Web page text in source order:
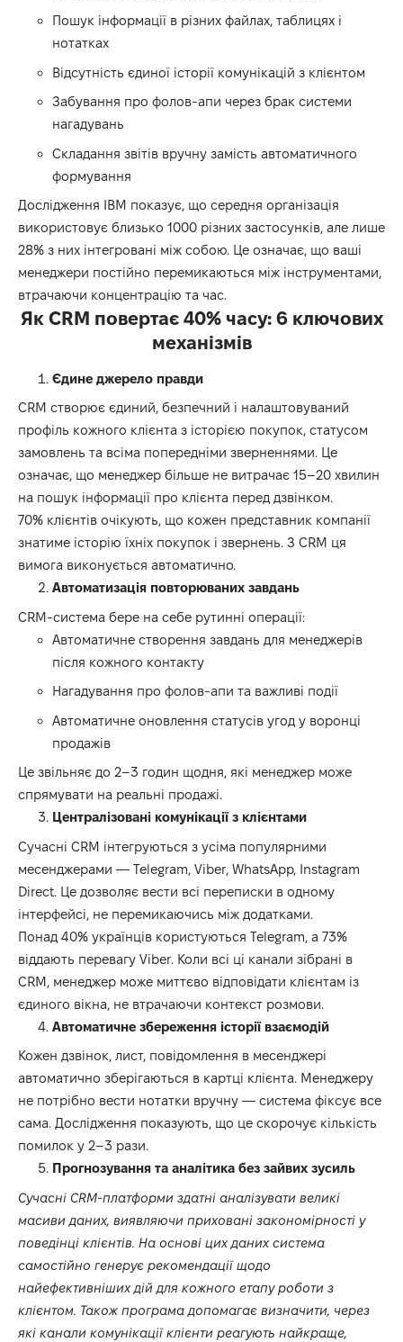
Пошук інформації в різних файлах, таблицях і
нотатках
Відсутність єдиної історії комунікацій з клієнтом
Забування про фолов-апи через брак системи
нагадувань
Складання звітів вручну замість автоматичного
формування
Дослідження IBM показує, що середня організація
використовує близько 1000 різних застосунків, але лише
28% з них інтегровані між собою. Це означає, що ваші
менеджери постійно перемикаються між інструментами,
втрачаючи концентрацію та час.
Як CRM повертає 40% часу: 6 ключових
механізмів
Єдине джерело правди
CRM створює єдиний, безпечний і налаштовуваний
профіль кожного клієнта з історією покупок, статусом
замовлень та всіма попередніми зверненнями. Це
означає, що менеджер більше не витрачає 15–20 хвилин
на пошук інформації про клієнта перед дзвінком.
70% клієнтів очікують, що кожен представник компанії
знатиме історію їхніх покупок і звернень. З CRM ця
вимога виконується автоматично.
Автоматизація повторюваних завдань
CRM-система бере на себе рутинні операції:
Автоматичне створення завдань для менеджерів
після кожного контакту
Нагадування про фолов-апи та важливі події
Автоматичне оновлення статусів угод у воронці
продажів
Це звільняє до 2–3 годин щодня, які менеджер може
спрямувати на реальні продажі.
Централізовані комунікації з клієнтами
Сучасні CRM інтегруються з усіма популярними
месенджерами — Telegram, Viber, WhatsApp, Instagram
Direct. Це дозволяє вести всі переписки в одному
інтерфейсі, не перемикаючись між додатками.
Понад 40% українців користуються Telegram, а 73%
віддають перевагу Viber. Коли всі ці канали зібрані в
CRM, менеджер може миттєво відповідати клієнтам із
єдиного вікна, не втрачаючи контекст розмови.
Автоматичне збереження історії взаємодій
Кожен дзвінок, лист, повідомлення в месенджері
автоматично зберігаються в картці клієнта. Менеджеру
не потрібно вести нотатки вручну — система фіксує все
сама. Дослідження показують, що це скорочує кількість
помилок у 2–3 рази.
Прогнозування та аналітика без зайвих зусиль
Сучасні CRM-платформи здатні аналізувати великі
масиви даних, виявляючи приховані закономірності у
поведінці клієнтів. На основі цих даних система
самостійно генерує рекомендації щодо
найефективніших дій для кожного етапу роботи з
клієнтом. Також програма допомагає визначити, через
які канали комунікації клієнти реагують найкраще,